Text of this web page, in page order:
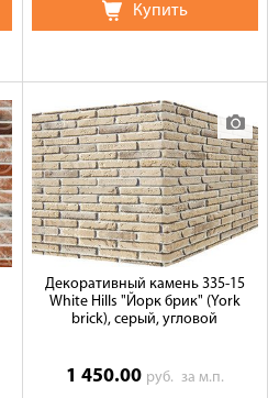
Купить
Декоративный камень 335-15
White Hills "Йорк брик" (York
brick), серый, угловой
1 450.00 руб. за м.п.